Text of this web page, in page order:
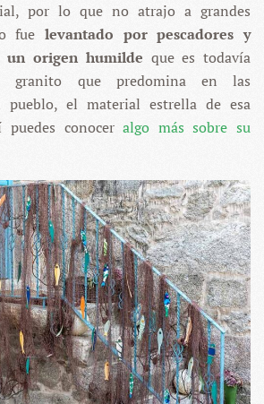
por lo que no atrajo a grandes
fue levantado por pescadores y
un origen humilde que es todavía
granito que predomina en las
pueblo, el material estrella de esa
puedes conoceralgo más sobre su